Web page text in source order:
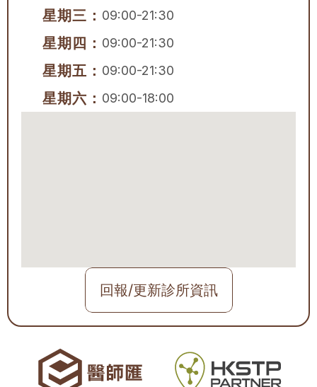
星期三： 09:00-21:30
星期四： 09:00-21:30
星期五： 09:00-21:30
星期六： 09:00-18:00
回報/更新診所資訊